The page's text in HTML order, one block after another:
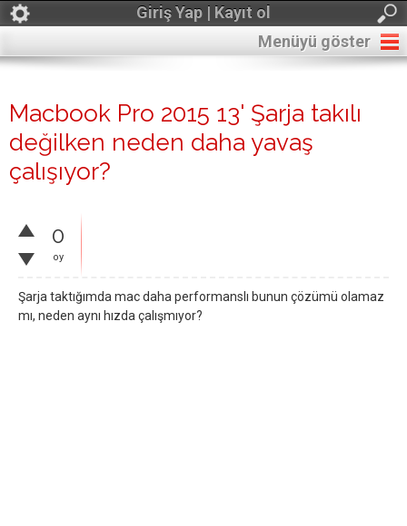
Giriş Yap | Kayıt ol
Menüyü göster
Macbook Pro 2015 13' Şarja takılı
değilken neden daha yavaş
çalışıyor?
0
oy
Şarja taktığımda mac daha performanslı bunun çözümü olamaz
mı, neden aynı hızda çalışmıyor?